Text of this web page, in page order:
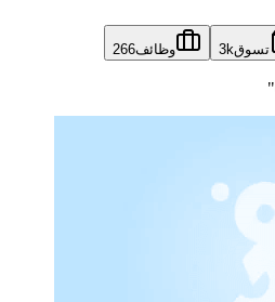
تسوق3k وظائف266